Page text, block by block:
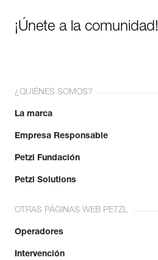
¡Únete a la comunidad!
¿QUIÉNES SOMOS?
La marca
Empresa Responsable
Petzl Fundación
Petzl Solutions
OTRAS PÁGINAS WEB PETZL
Operadores
Intervención